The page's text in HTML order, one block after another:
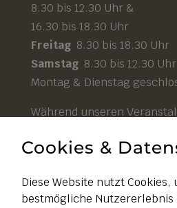
8.30 bis 12.30 Uhr &
16.30 bis 18.30 Uhr
Freitag8.30 bis 18.30 Uhr
Samstag8.30 bis 12.30 Uhr
Montag & Dienstag
Während unseren
Cookies &
Diese Website nutzt Cookies,
bestmögliche Nutzererlebnis